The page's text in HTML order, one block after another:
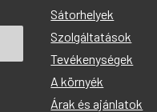
Sátorhelyek
Szolgáltatások
Tevékenységek
A környék
Árak és ajánlatok